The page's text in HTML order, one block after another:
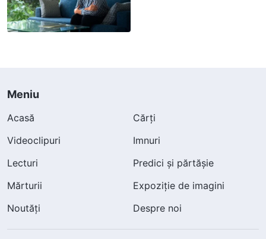
Meniu
Acasă
Cărți
Videoclipuri
Imnuri
Lecturi
Predici și părtășie
Mărturii
Expoziție de imagini
Noutăți
Despre noi